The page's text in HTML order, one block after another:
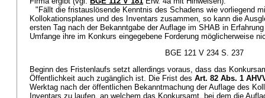
"Fällt die fristauslösende Kenntnis des Schadens wie vorliegend
Kollokationsplanes und des Inventars zusammen, so kann die
ersten Tag nach der Bekanntgabe der Auflage im SHAB in
Umfange ihre im Konkurs eingegebene Forderung möglicherweise
BGE 121 V 234 S. 237
Beginn des Fristenlaufs setzt allerdings voraus, dass das
Öffentlichkeit auch zugänglich ist. Die Frist des Art. 82 Abs. 1
Werktag nach der öffentlichen Bekanntmachung der Auflage des
Inventars zu laufen, an welchem das Konkursamt, bei dem die